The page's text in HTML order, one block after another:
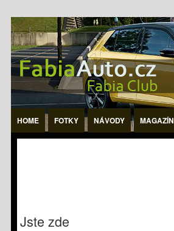
HOME FOTKY NÁVODY MAGAZÍN
Jste zde